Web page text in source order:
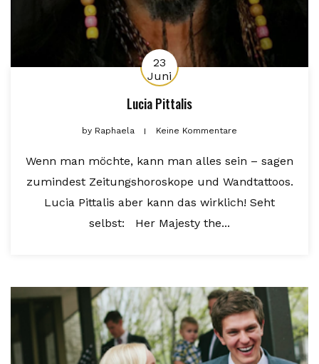
23
Juni
Lucia Pittalis
by Raphaela Keine Kommentare
Wenn man möchte, kann man alles sein – sagen
zumindest Zeitungshoroskope und Wandtattoos.
Lucia Pittalis aber kann das wirklich! Seht
selbst: Her Majesty the...